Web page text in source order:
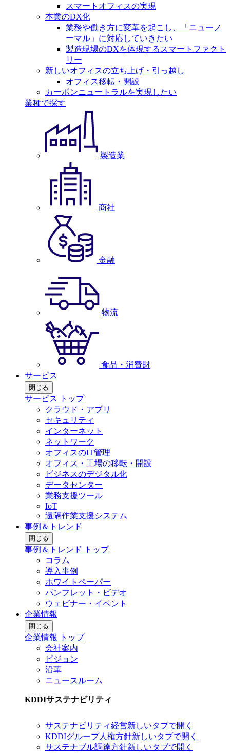
スマートオフィスの実現
本業のDX化
業務や働き方に変革を起こし、「ニューノ
ーマル」に対応していきたい
製造現場のDXを体現するスマートファクト
リー
新しいオフィスの立ち上げ・引っ越し
オフィス移転・開設
カーボンニュートラルを実現したい
業種で探す
製造業
商社
金融
物流
食品・消費財
サービス
閉じる
サービス トップ
クラウド・アプリ
セキュリティ
インターネット
ネットワーク
オフィスのIT管理
オフィス・工場の移転・開設
ビジネスのデジタル化
データセンター
業務支援ツール
IoT
遠隔作業支援システム
事例＆トレンド
閉じる
事例＆トレンド トップ
コラム
導入事例
ホワイトペーパー
パンフレット・ビデオ
ウェビナー・イベント
企業情報
閉じる
企業情報 トップ
会社案内
ビジョン
沿革
ニュースルーム
KDDIサステナビリティ
サステナビリティ経営新しいタブで開く
KDDIグループ人権方針新しいタブで開く
サステナブル調達方針新しいタブで開く